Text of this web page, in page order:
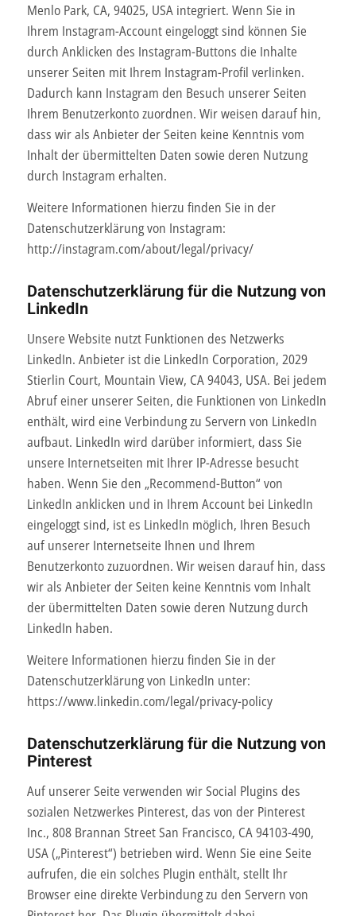
Menlo Park, CA, 94025, USA integriert. Wenn Sie in
Ihrem Instagram-Account eingeloggt sind können Sie
durch Anklicken des Instagram-Buttons die Inhalte
unserer Seiten mit Ihrem Instagram-Profil verlinken.
Dadurch kann Instagram den Besuch unserer Seiten
Ihrem Benutzerkonto zuordnen. Wir weisen darauf hin,
dass wir als Anbieter der Seiten keine Kenntnis vom
Inhalt der übermittelten Daten sowie deren Nutzung
durch Instagram erhalten.
Weitere Informationen hierzu finden Sie in der
Datenschutzerklärung von Instagram:
http://instagram.com/about/legal/privacy/
Datenschutzerklärung für die Nutzung von
LinkedIn
Unsere Website nutzt Funktionen des Netzwerks
LinkedIn. Anbieter ist die LinkedIn Corporation, 2029
Stierlin Court, Mountain View, CA 94043, USA. Bei jedem
Abruf einer unserer Seiten, die Funktionen von LinkedIn
enthält, wird eine Verbindung zu Servern von LinkedIn
aufbaut. LinkedIn wird darüber informiert, dass Sie
unsere Internetseiten mit Ihrer IP-Adresse besucht
haben. Wenn Sie den „Recommend-Button“ von
LinkedIn anklicken und in Ihrem Account bei LinkedIn
eingeloggt sind, ist es LinkedIn möglich, Ihren Besuch
auf unserer Internetseite Ihnen und Ihrem
Benutzerkonto zuzuordnen. Wir weisen darauf hin, dass
wir als Anbieter der Seiten keine Kenntnis vom Inhalt
der übermittelten Daten sowie deren Nutzung durch
LinkedIn haben.
Weitere Informationen hierzu finden Sie in der
Datenschutzerklärung von LinkedIn unter:
https://www.linkedin.com/legal/privacy-policy
Datenschutzerklärung für die Nutzung von
Pinterest
Auf unserer Seite verwenden wir Social Plugins des
sozialen Netzwerkes Pinterest, das von der Pinterest
Inc., 808 Brannan Street San Francisco, CA 94103-490,
USA („Pinterest“) betrieben wird. Wenn Sie eine Seite
aufrufen, die ein solches Plugin enthält, stellt Ihr
Browser eine direkte Verbindung zu den Servern von